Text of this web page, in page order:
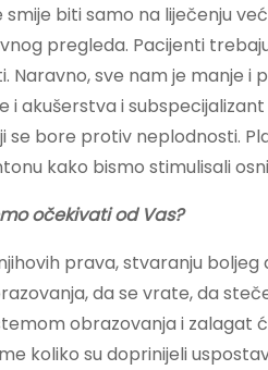
biti samo na liječenju
pregleda. Pacijenti
sve nam je manje i
i akušerstva i
se bore protiv neplodnosti.
kako bismo stimulisali
očekivati od Vas?
prava, stvaranju
da se vrate, da
obrazovanja i zalagat
koliko su doprinijeli